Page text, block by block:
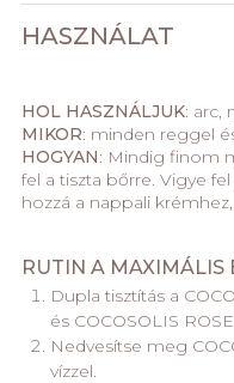
HASZNÁLAT
HOL HASZNÁLJUK: arc,
MIKOR: minden reggel
HOGYAN: Mindig finom
fel a tiszta bőrre. Vigye
hozzá a nappali
RUTIN A MAXIMÁLIS
Dupla tisztítás a
és COCOSOLIS
Nedvesítse meg
vízzel.